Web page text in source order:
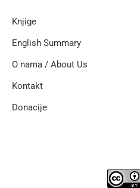
Knjige
English Summary
O nama / About Us
Kontakt
Donacije